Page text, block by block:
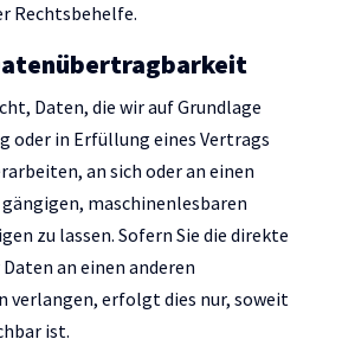
Rechtsbehelfe.
Daten, die wir auf Grundlage
oder in Erfüllung eines Vertrags
an sich oder an einen
maschinenlesbaren
zu lassen. Sofern Sie die direkte
an einen anderen
verlangen, erfolgt dies nur, soweit
ist.